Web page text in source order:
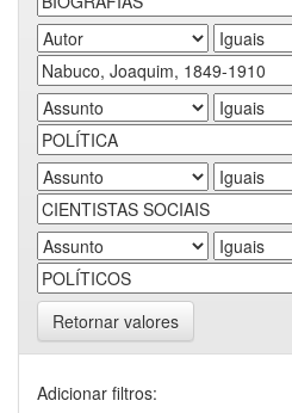
Retornar valores
Adicionar filtros: